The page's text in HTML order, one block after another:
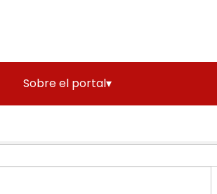
Sobre el portal▾